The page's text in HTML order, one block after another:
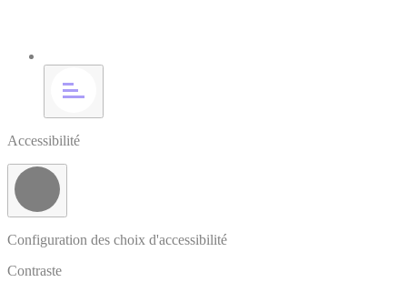
Accessibilité
Configuration des choix d'accessibilité
Contraste